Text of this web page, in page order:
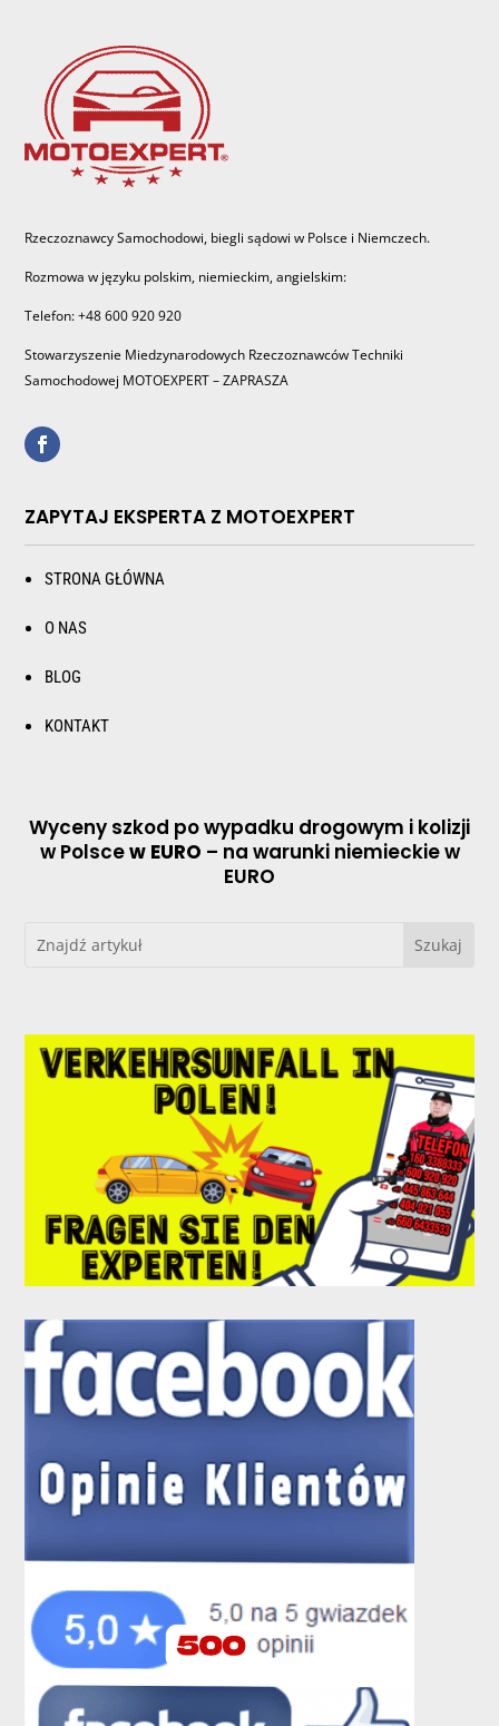
Rzeczoznawcy Samochodowi, biegli sądowi w Polsce i Niemczech.
Rozmowa w języku polskim, niemieckim, angielskim:
Telefon: +48 600 920 920
Stowarzyszenie Miedzynarodowych Rzeczoznawców Techniki
Samochodowej MOTOEXPERT – ZAPRASZA
ZAPYTAJ EKSPERTA Z MOTOEXPERT
STRONA GŁÓWNA
O NAS
BLOG
KONTAKT
Wyceny szkod po wypadku drogowym i kolizji
w Polscew EURO – na warunki niemieckie w
EURO